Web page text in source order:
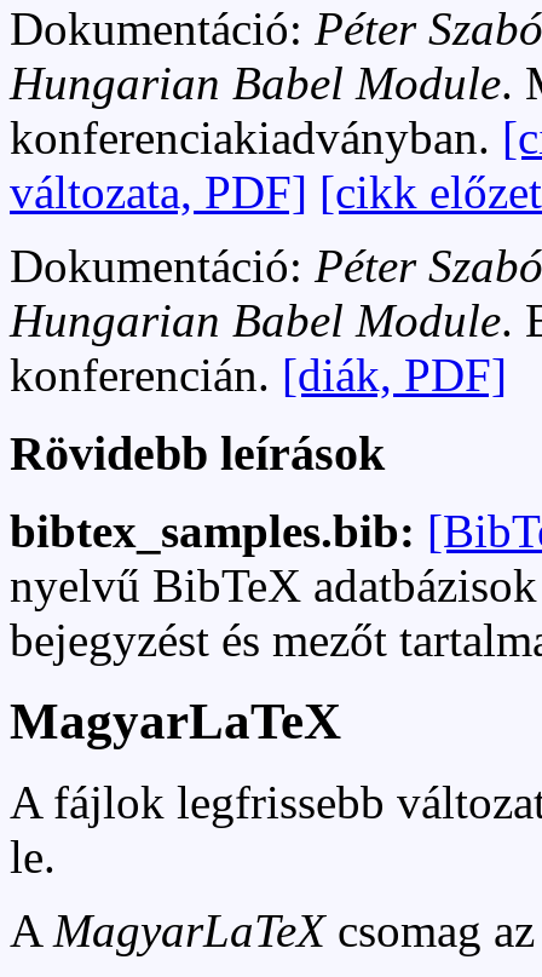
Dokumentáció: Péter
Hungarian Babel Module.
konferenciakiadványban.
változata, PDF] [cikk
Dokumentáció: Péter
Hungarian Babel Module.
konferencián. [diák, PDF]
Rövidebb leírások
bibtex_samples.bib:
nyelvű BibTeX adatbázisok
bejegyzést és mezőt
MagyarLaTeX
A fájlok legfrissebb
le.
A MagyarLaTeXcsomag